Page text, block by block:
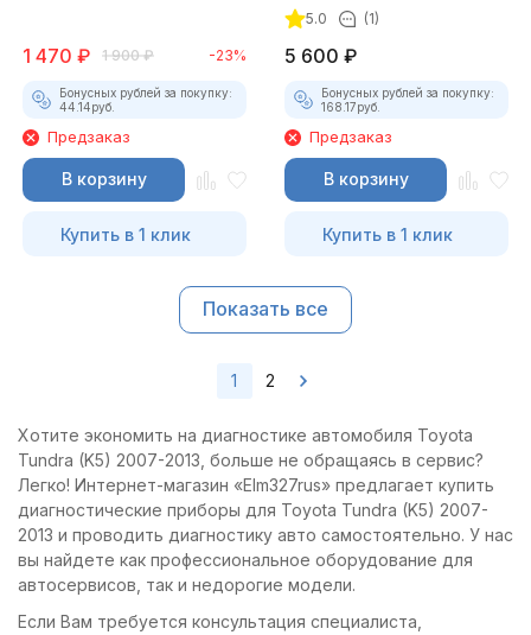
1 470 ₽ 1 900 ₽ -23%
Бонусных рублей за покупку:
44.14руб.
Предзаказ
В корзину
Купить в 1 клик
5.0 (1)
5 600 ₽
Бонусных рублей за покупку:
168.17руб.
Предзаказ
В корзину
Купить в 1 клик
Показать все
1 2
Хотите экономить на диагностике автомобиля Toyota
Tundra (K5) 2007-2013, больше не обращаясь в сервис?
Легко! Интернет-магазин «Elm327rus» предлагает купить
диагностические приборы для Toyota Tundra (K5) 2007-
2013 и проводить диагностику авто самостоятельно. У нас
вы найдете как профессиональное оборудование для
автосервисов, так и недорогие модели.
Если Вам требуется консультация специалиста,